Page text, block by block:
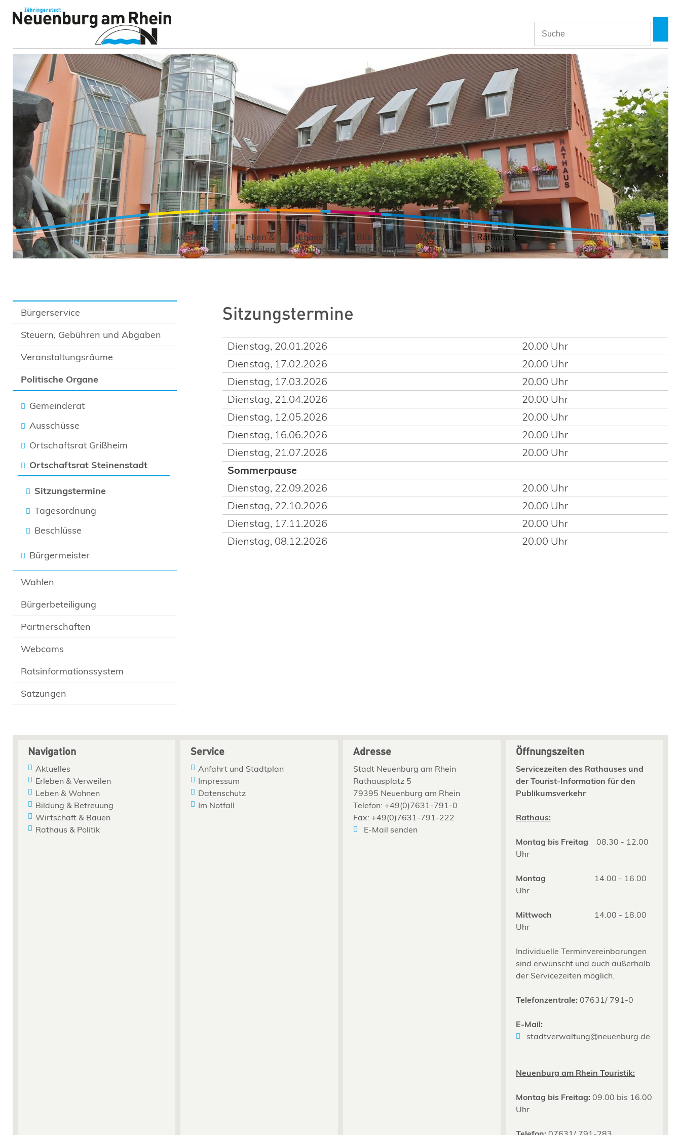
Aktuelles
Erleben &
Verweilen
Leben &
Wohnen
Bildung &
Betreuung
Wirtschaft
& Bauen
Rathaus &
Politik
Bürgerservice
Steuern, Gebühren und Abgaben
Veranstaltungsräume
Politische Organe
Gemeinderat
Ausschüsse
Ortschaftsrat Grißheim
Ortschaftsrat Steinenstadt
Sitzungstermine
Tagesordnung
Beschlüsse
Bürgermeister
Wahlen
Bürgerbeteiligung
Partnerschaften
Webcams
Ratsinformationssystem
Satzungen
Sitzungstermine
Dienstag, 20.01.2026
20.00 Uhr
Dienstag, 17.02.2026
20.00 Uhr
Dienstag, 17.03.2026
20.00 Uhr
Dienstag, 21.04.2026
20.00 Uhr
Dienstag, 12.05.2026
20.00 Uhr
Dienstag, 16.06.2026
20.00 Uhr
Dienstag, 21.07.2026
20.00 Uhr
Sommerpause
Dienstag, 22.09.2026
20.00 Uhr
Dienstag, 22.10.2026
20.00 Uhr
Dienstag, 17.11.2026
20.00 Uhr
Dienstag, 08.12.2026
20.00 Uhr
Navigation
Aktuelles
Erleben & Verweilen
Leben & Wohnen
Bildung & Betreuung
Wirtschaft & Bauen
Rathaus & Politik
Service
Anfahrt und Stadtplan
Impressum
Datenschutz
Im Notfall
Adresse
Stadt Neuenburg am Rhein
Rathausplatz 5
79395 Neuenburg am Rhein
Telefon: +49(0)7631-791-0
Fax: +49(0)7631-791-222
E-Mail senden
Öffnungszeiten
Servicezeiten des Rathauses und
der Tourist-Information für den
Publikumsverkehr
Rathaus:
Montag bis Freitag 08.30 - 12.00
Uhr
Montag
14.00 - 16.00
Uhr
Mittwoch
14.00 - 18.00
Uhr
Individuelle Terminvereinbarungen
sind erwünscht und auch außerhalb
der Servicezeiten möglich.
Telefonzentrale: 07631/ 791-0
E-Mail:
stadtverwaltung@neuenburg.de
Neuenburg am Rhein Touristik:
Montag bis Freitag: 09.00 bis 16.00
Uhr